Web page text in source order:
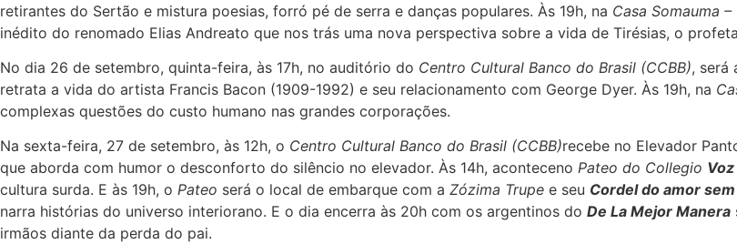
retirantes do Sertão e mistura poesias, forró pé de serra e danças populares. Às 19h, na Casa Somauma
inédito do renomado Elias Andreato que nos trás uma nova perspectiva sobre a vida de Tirésias, o
No dia 26 de setembro, quinta-feira, às 17h, no auditório do Centro Cultural Banco do Brasil (CCBB), será
retrata a vida do artista Francis Bacon (1909-1992) e seu relacionamento com George Dyer. Às 19h, na
complexas questões do custo humano nas grandes corporações.
Na sexta-feira, 27 de setembro, às 12h, o Centro Cultural Banco do Brasil (CCBB)recebe no Elevador
que aborda com humor o desconforto do silêncio no elevador. Às 14h, aconteceno Pateo do Collegio
cultura surda. E às 19h, o Pateo será o local de embarque com a Zózima Trupe e seu Cordel do amor
narra histórias do universo interiorano. E o dia encerra às 20h com os argentinos do De La Mejor Manera
irmãos diante da perda do pai.